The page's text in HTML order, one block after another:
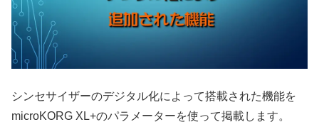
シンセサイザーのデジタル化によって搭載された機能を
microKORG XL+のパラメーターを使って掲載します。